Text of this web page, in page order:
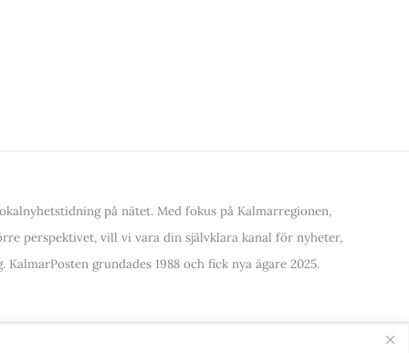
på nätet. Med fokus på Kalmarregionen,
perspektivet, vill vi vara din självklara kanal för nyheter,
KalmarPosten grundades 1988 och fick nya ägare 2025.